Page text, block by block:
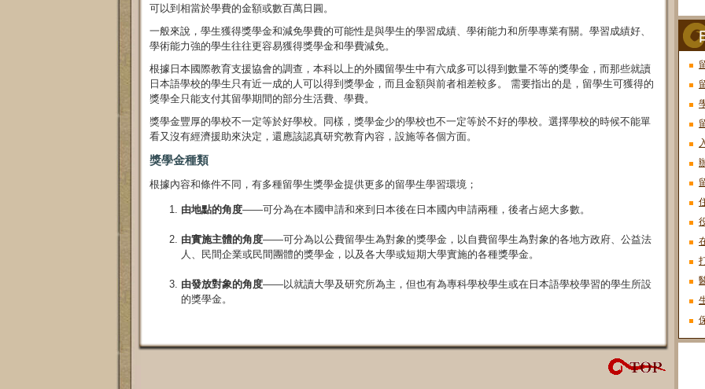
可以到相當於學費的金額或數百萬日圓。
一般來說，學生獲得獎學金和減免學費的可能性是與學生的學習成績、學術能力和所學專業有關。學習成績好、
學術能力強的學生往往更容易獲得獎學金和學費減免。
根據日本國際教育支援協會的調查，本科以上的外國留學生中有六成多可以得到數量不等的獎學金，而那些就讀
日本語學校的學生只有近一成的人可以得到獎學金，而且金額與前者相差較多。 需要指出的是，留學生可獲得的
獎學全只能支付其留學期間的部分生活費、學費。
獎學金豐厚的學校不一定等於好學校。同樣，獎學金少的學校也不一定等於不好的學校。選擇學校的時候不能單
看又沒有經濟援助來決定，還應該認真研究教育內容，設施等各個方面。
獎學金種類
根據內容和條件不同，有多種留學生獎學金提供更多的留學生學習環境；
由地點的角度——可分為在本國申請和來到日本後在日本國內申請兩種，後者占絕大多數。
由實施主體的角度——可分為以公費留學生為對象的獎學金，以自費留學生為對象的各地方政府、公益法
人、民間企業或民間團體的獎學金，以及各大學或短期大學實施的各種獎學金。
由發放對象的角度——以就讀大學及研究所為主，但也有為專科學校學生或在日本語學校學習的學生所設
的獎學金。